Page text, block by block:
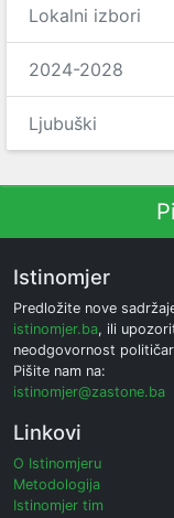
Lokalni izbori
2024-2028
Ljubuški
Istinomjer
Predložite nove
istinomjer.ba, ili
neodgovornost
Pišite nam na:
istinomjer@zastone.ba
Linkovi
O Istinomjeru
Metodologija
Istinomjer tim